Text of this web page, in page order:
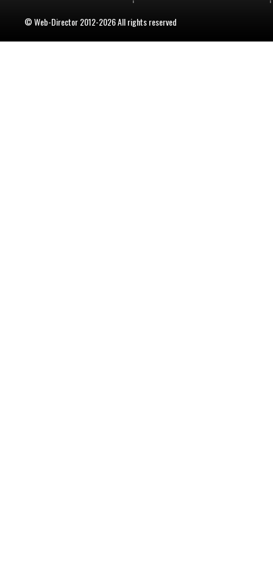
© Web-Director 2012-2026 All rights reserved